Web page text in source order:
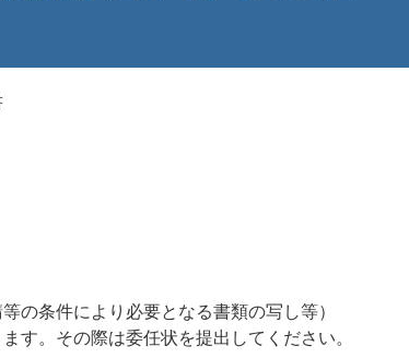
の条件により必要となる書類の写し等）
す。その際は委任状を提出してください。